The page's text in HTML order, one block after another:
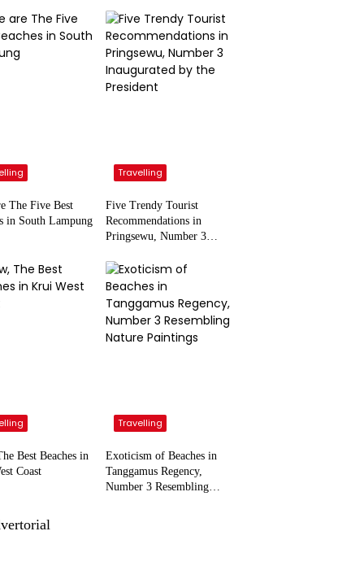
The Five Best
in South Lampung
Travelling
Five Trendy Tourist
Recommendations in
Pringsewu, Number 3
President
Best Beaches in
Coast
Travelling
Exoticism of Beaches in
Tanggamus Regency,
Number 3 Resembling